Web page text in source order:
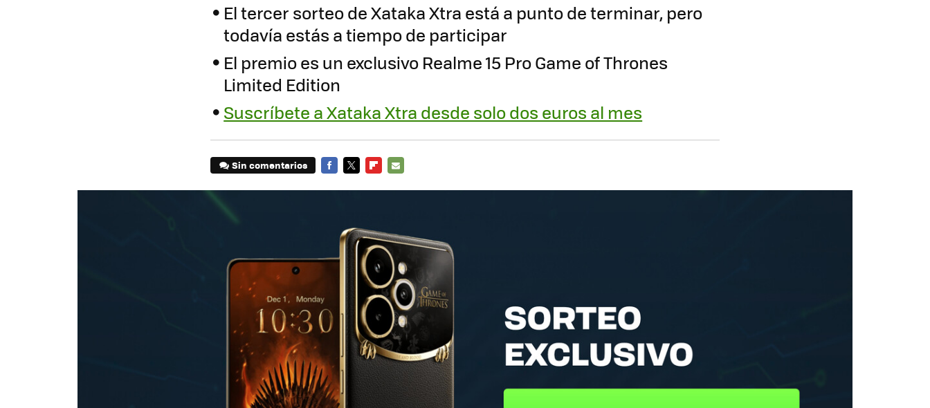
El tercer sorteo de Xataka Xtra está a punto de terminar, pero
todavía estás a tiempo de participar
El premio es un exclusivo Realme 15 Pro Game of Thrones
Limited Edition
Suscríbete a Xataka Xtra desde solo dos euros al mes
Sin comentarios